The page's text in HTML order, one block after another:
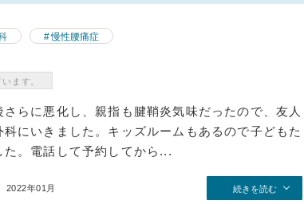
慢性腰痛症
ます。
らに悪化し、親指も腱鞘炎気味だったので、友人
にいきました。キッズルームもあるので子どもた
。電話して予約してから...
2022年01月 続きを読む